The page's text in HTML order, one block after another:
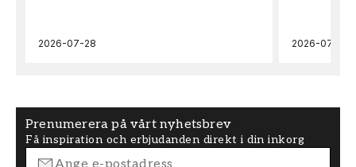
2026-07-28 2026-07-22
Prenumerera på vårt nyhetsbrev
Få inspiration och erbjudanden direkt i din inkorg